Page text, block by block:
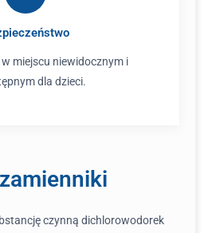
miejscu niewidocznym i
dla dzieci.
czynną dichlorowodorek